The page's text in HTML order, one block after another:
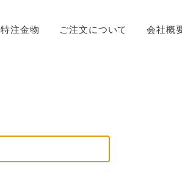
特注金物 ご注文について 会社概